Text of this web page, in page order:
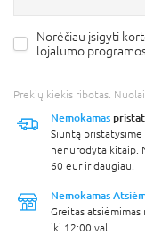
Norėčiau įsigyti
lojalumo
Prekių kiekis ribotas.
Nemokamas
Siuntą
nenurodyta kitaip.
60 eur ir daugiau.
Nemokamas
Greitas
iki 12:00 val.